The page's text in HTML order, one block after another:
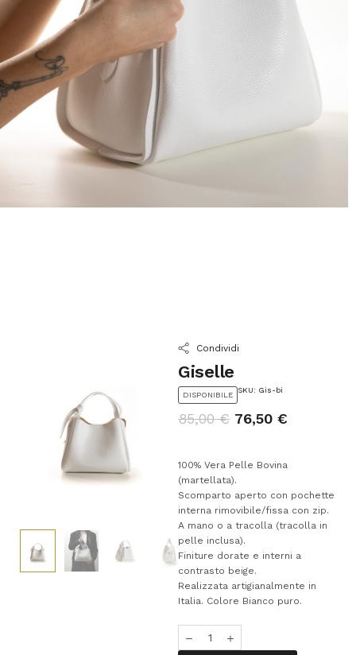
Condividi
Giselle
DISPONIBILE
SKU: Gis-bi
85,00€ 76,50 €
100% Vera Pelle Bovina
(martellata).
Scomparto aperto con pochette
interna rimovibile/fissa con zip.
A mano o a tracolla (tracolla in
pelle inclusa).
Finiture dorate e interni a
contrasto beige.
Realizzata artigianalmente in
Italia. Colore Bianco puro.